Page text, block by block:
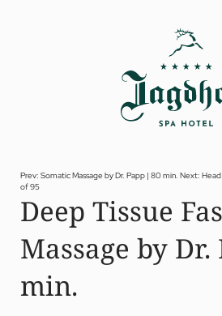
01 Lo Jagdhof
02 Camere e suite
Fitness
Trattamenti
Private Spa Suite
Jagdhof Specials by Dr. A.
Yoga
Prev: Somatic Massage by Dr. Papp | 80 min. Next: Head
of 95
Deep Tissue
Massage by
min.